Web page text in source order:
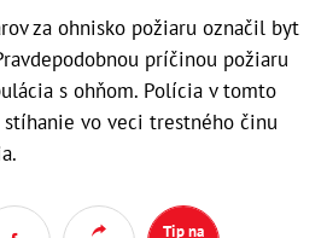
za ohnisko požiaru označil byt
príčinou požiaru
s ohňom. Polícia v tomto
vo veci trestného činu
Tip na